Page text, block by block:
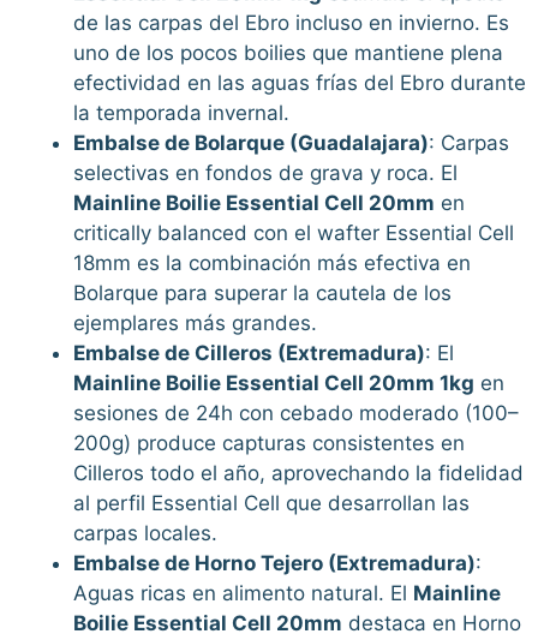
de las carpas del Ebro incluso en invierno. Es
uno de los pocos boilies que mantiene plena
efectividad en las aguas frías del Ebro durante
la temporada invernal.
Embalse de Bolarque (Guadalajara): Carpas
selectivas en fondos de grava y roca. El
Mainline Boilie Essential Cell 20mm en
critically balanced con el wafter Essential Cell
18mm es la combinación más efectiva en
Bolarque para superar la cautela de los
ejemplares más grandes.
Embalse de Cilleros (Extremadura): El
Mainline Boilie Essential Cell 20mm 1kg en
sesiones de 24h con cebado moderado (100–
200g) produce capturas consistentes en
Cilleros todo el año, aprovechando la fidelidad
al perfil Essential Cell que desarrollan las
carpas locales.
Embalse de Horno Tejero (Extremadura):
Aguas ricas en alimento natural. El Mainline
Boilie Essential Cell 20mm destaca en Horno